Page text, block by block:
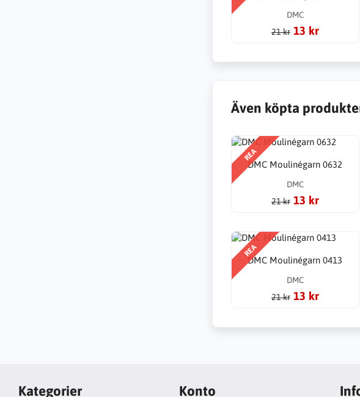
DMC
21 kr 13 kr
Även köpta
REA
DMC Moulinégarn 0632
DMC
21 kr 13 kr
REA
DMC Moulinégarn 0413
DMC
21 kr 13 kr
Kategorier Konto